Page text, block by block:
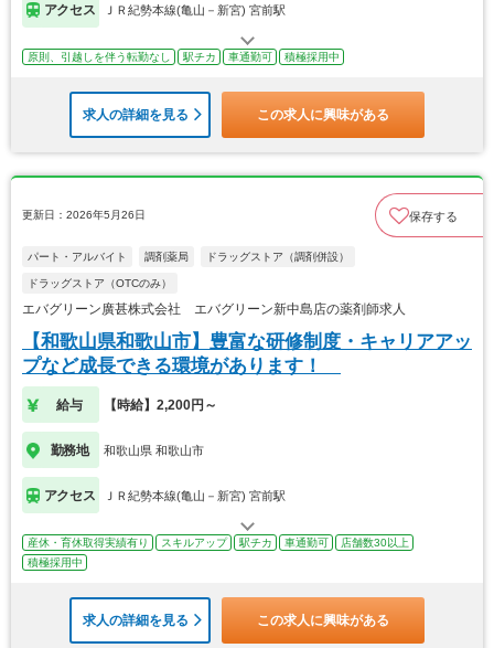
アクセス ＪＲ紀勢本線(亀山－新宮) 宮前駅
原則、引越しを伴う転勤なし 駅チカ 車通勤可 積極採用中
求人の詳細を見る この求人に興味がある
更新日：2026年5月26日 保存する
パート・アルバイト 調剤薬局 ドラッグストア（調剤併設）
ドラッグストア（OTCのみ）
エバグリーン廣甚株式会社 エバグリーン新中島店の薬剤師求人
【和歌山県和歌山市】豊富な研修制度・キャリアアッ
プなど成長できる環境があります！
給与 【時給】2,200円～
勤務地 和歌山県 和歌山市
アクセス ＪＲ紀勢本線(亀山－新宮) 宮前駅
産休・育休取得実績有り スキルアップ 駅チカ 車通勤可
店舗数30以上
積極採用中
求人の詳細を見る この求人に興味がある